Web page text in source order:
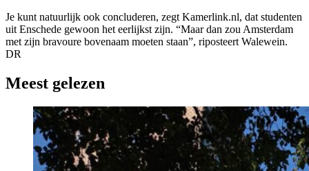
Je kunt natuurlijk ook concluderen, zegt Kamerlink.nl, dat studenten
uit Enschede gewoon het eerlijkst zijn. “Maar dan zou Amsterdam
met zijn bravoure bovenaam moeten staan”, riposteert Walewein.
DR
Meest gelezen